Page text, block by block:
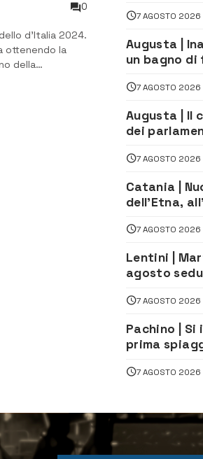
0
d’Italia 2024.
ottenendo la
della
2022”, con
20enni
7 AGOSTO 2026
Augusta |
un bagno di
Moro
7 AGOSTO 2026
Augusta | Il
dei
firma del
depuratore
7 AGOSTO 2026
Catania |
dell’Etna,
dirottati
7 AGOSTO 2026
Lentini |
agosto
7 AGOSTO 2026
Pachino | Si
prima
assistenza
7 AGOSTO 2026